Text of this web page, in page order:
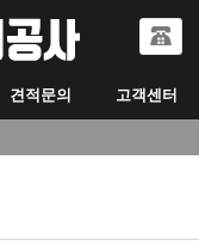
견적문의 고객센터